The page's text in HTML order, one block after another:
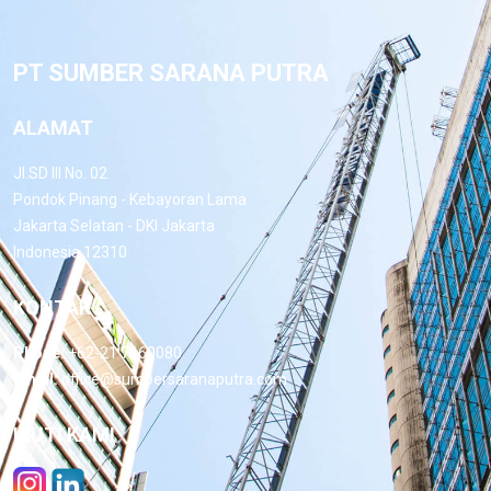
PT SUMBER SARANA PUTRA
ALAMAT
Jl.SD III No. 02
Pondok Pinang - Kebayoran Lama
Jakarta Selatan - DKI Jakarta
Indonesia 12310
KONTAK
Phone: +62-21 7660080
Email:office@sumbersaranaputra.com
IKUTI KAMI